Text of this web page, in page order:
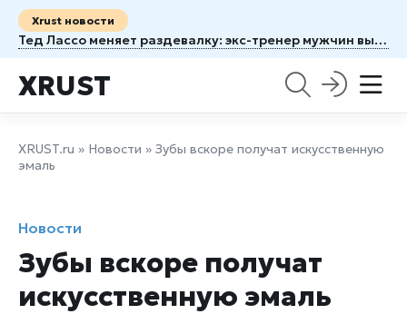
Xrust новости
Тед Лассо меняет раздевалку: экс-тренер мужчин выходит на поле с женской командой
XRUST
XRUST.ru » Новости » Зубы вскоре получат искусственную
эмаль
Новости
Зубы вскоре получат
искусственную эмаль